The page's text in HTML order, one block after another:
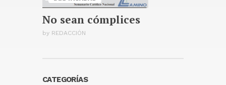
JCE formula cargos contra ACD
Media por publicar encuestas
Publicado hace 2 días
No sean cómplices
by REDACCIÓN
CATEGORÍAS